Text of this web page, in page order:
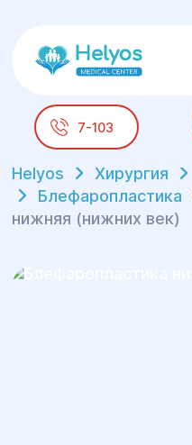
7-103
Helyos Хирургия
Блефаропластика
нижняя (нижних век)